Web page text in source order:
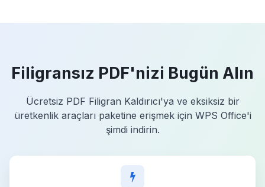
Filigransız PDF'nizi Bugün Alın
Ücretsiz PDF Filigran Kaldırıcı'ya ve eksiksiz bir
üretkenlik araçları paketine erişmek için WPS Office'i
şimdi indirin.